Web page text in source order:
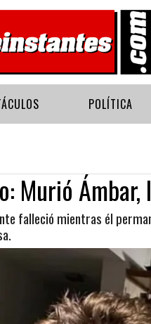
POLÍTICA
Murió
falleció mientras él